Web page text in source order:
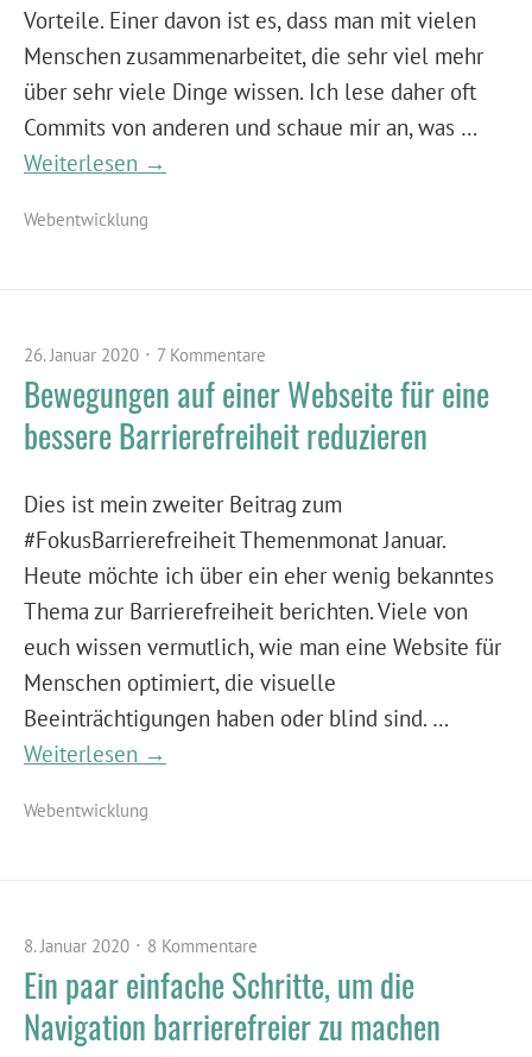
Vorteile. Einer davon ist es, dass man mit vielen
Menschen zusammenarbeitet, die sehr viel mehr
über sehr viele Dinge wissen. Ich lese daher oft
Commits von anderen und schaue mir an, was …
Weiterlesen →
Webentwicklung
26. Januar 2020 7 Kommentare
Bewegungen auf einer Webseite für eine
bessere Barrierefreiheit reduzieren
Dies ist mein zweiter Beitrag zum
#FokusBarrierefreiheit Themenmonat Januar.
Heute möchte ich über ein eher wenig bekanntes
Thema zur Barrierefreiheit berichten. Viele von
euch wissen vermutlich, wie man eine Website für
Menschen optimiert, die visuelle
Beeinträchtigungen haben oder blind sind. …
Weiterlesen →
Webentwicklung
8. Januar 2020 8 Kommentare
Ein paar einfache Schritte, um die
Navigation barrierefreier zu machen